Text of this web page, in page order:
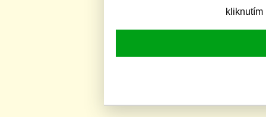
kliknutím